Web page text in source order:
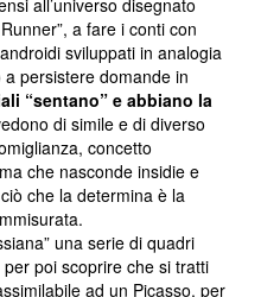
all’universo disegnato
a fare i conti con
sviluppati in analogia
persistere domande in
“sentano” e abbiano la
di simile e di diverso
concetto
che nasconde insidie e
che la determina è la
una serie di quadri
poi scoprire che si tratti
ad un Picasso, per